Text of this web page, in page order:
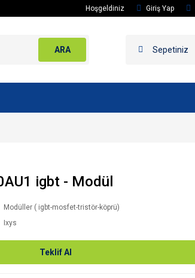
Hoşgeldiniz Giriş Yap
ARA Sepetiniz
igbt - Modül
Modüller ( igbt-mosfet-tristör-köprü)
Ixys
Teklif Al